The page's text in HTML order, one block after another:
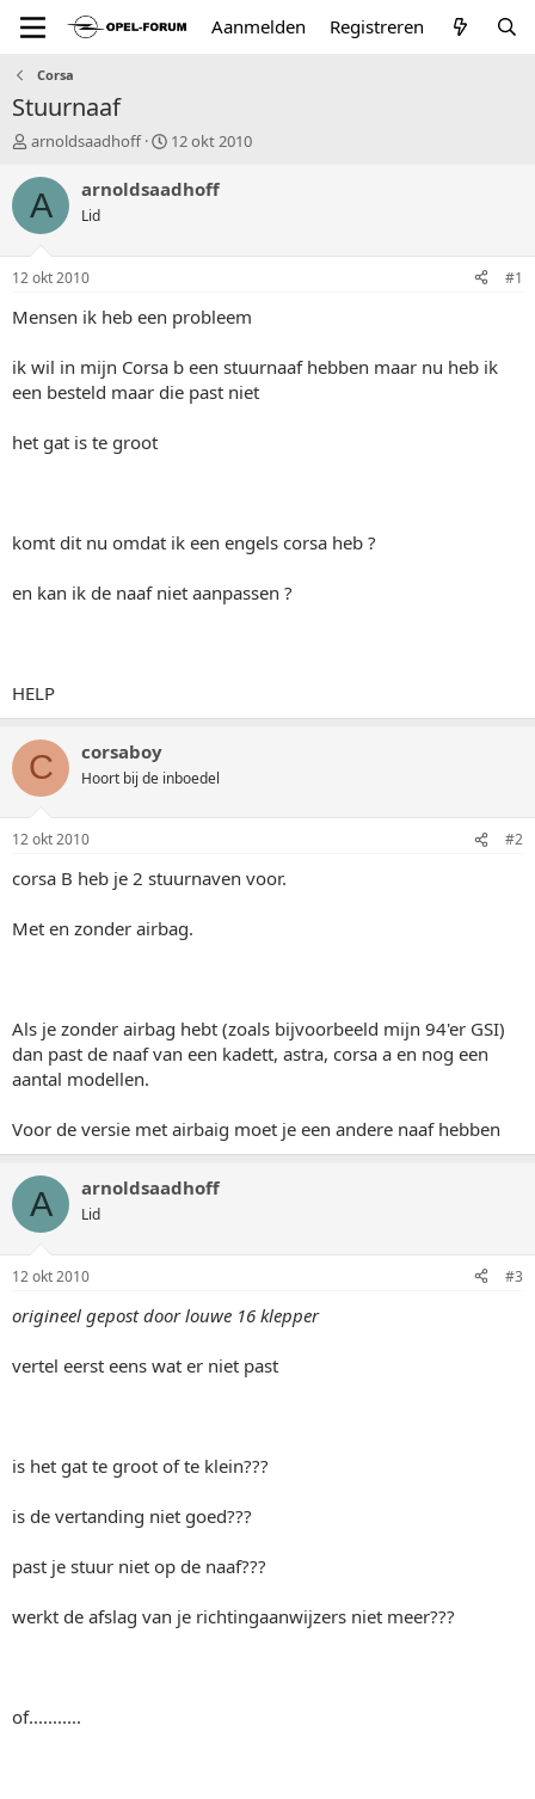
Aanmelden Registreren
Corsa
Stuurnaaf
T
p
i
a
r
r
arnoldsaadhoff
S
a
u
m
12 okt 2010
A arnoldsaadhoff
Lid
12 okt 2010 #1
Mensen ik heb een probleem
ik wil in mijn Corsa b een stuurnaaf hebben maar nu heb ik
een besteld maar die past niet
het gat is te groot
komt dit nu omdat ik een engels corsa heb ?
en kan ik de naaf niet aanpassen ?
HELP
C corsaboy
Hoort bij de inboedel
12 okt 2010 #2
corsa B heb je 2 stuurnaven voor.
Met en zonder airbag.
Als je zonder airbag hebt (zoals bijvoorbeeld mijn 94'er GSI)
dan past de naaf van een kadett, astra, corsa a en nog een
aantal modellen.
Voor de versie met airbaig moet je een andere naaf hebben
A arnoldsaadhoff
Lid
12 okt 2010 #3
origineel gepost door louwe 16 klepper
vertel eerst eens wat er niet past
is het gat te groot of te klein???
is de vertanding niet goed???
past je stuur niet op de naaf???
werkt de afslag van je richtingaanwijzers niet meer???
of...........